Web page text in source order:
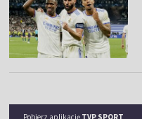
Pobierz aplikację TVP SPORT